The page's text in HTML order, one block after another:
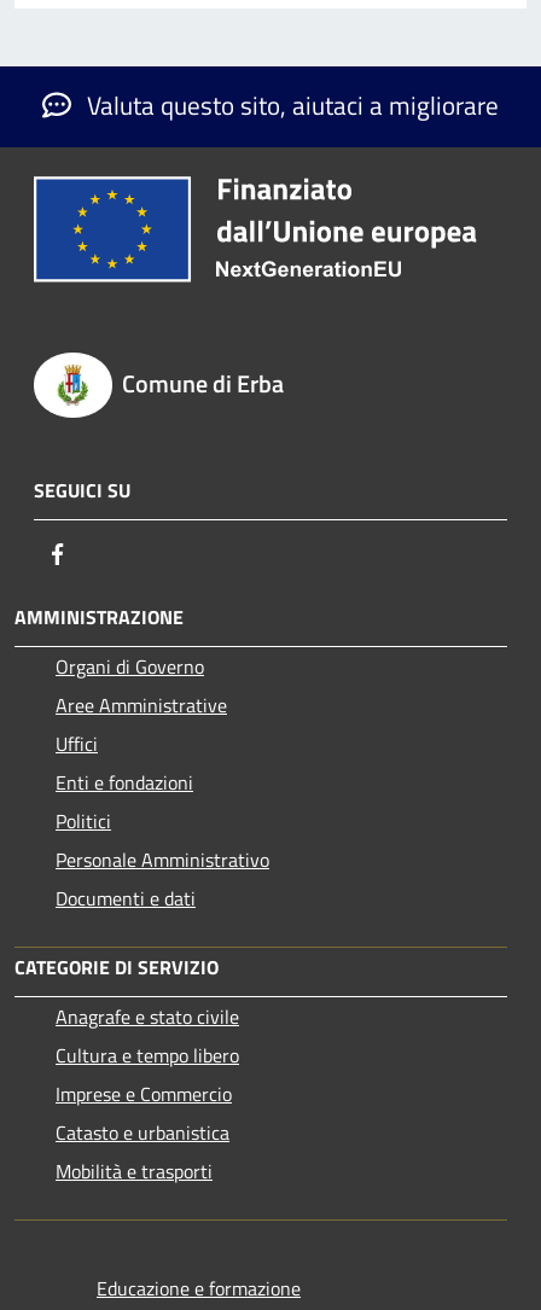
Valuta questo sito, aiutaci a migliorare
Comune di Erba
SEGUICI SU
AMMINISTRAZIONE
Organi di Governo
Aree Amministrative
Uffici
Enti e fondazioni
Politici
Personale Amministrativo
Documenti e dati
CATEGORIE DI SERVIZIO
Anagrafe e stato civile
Cultura e tempo libero
Imprese e Commercio
Catasto e urbanistica
Mobilità e trasporti
Educazione e formazione